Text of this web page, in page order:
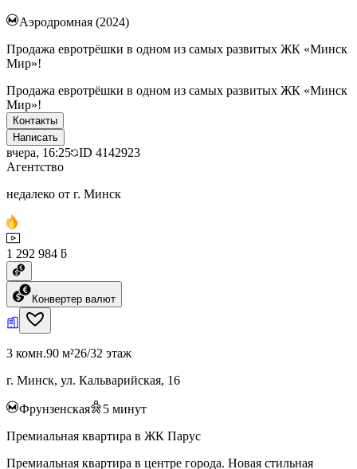
Аэродромная (2024)
Продажа евротрёшки в одном из самых развитых ЖК «Минск
Мир»!
Продажа евротрёшки в одном из самых развитых ЖК «Минск
Мир»!
Контакты
Написать
вчера, 16:25 ID 4142923
Агентство
недалеко от г. Минск
1 292 984 ƃ
Конвертер валют
3 комн.90 м²26/32 этаж
г. Минск, ул. Кальварийская, 16
Фрунзенская 5 минут
Премиальная квартира в ЖК Парус
Премиальная квартира в центре города. Новая стильная